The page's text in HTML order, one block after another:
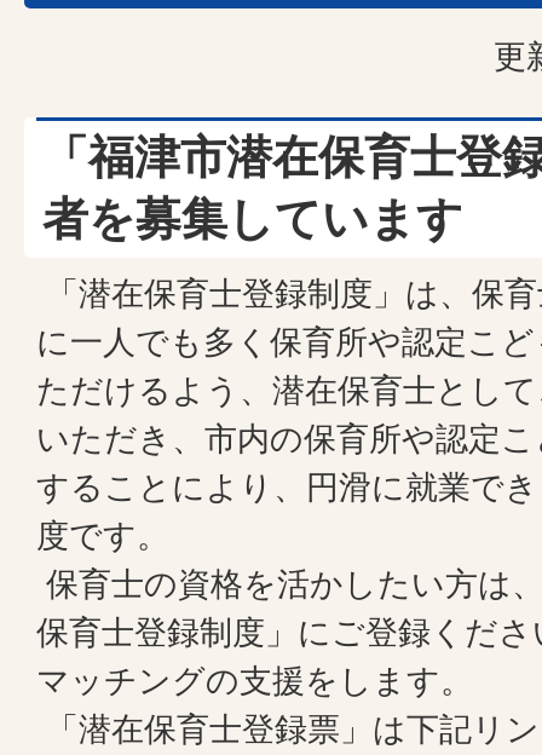
更
「福津市潜在保育士登
者を募集しています
「潜在保育士登録制度」は、保
に一人でも多く保育所や認定こ
ただけるよう、潜在保育士とし
いただき、市内の保育所や認定
することにより、円滑に就業で
度です。
保育士の資格を活かしたい方は
保育士登録制度」にご登録くだ
マッチングの支援をします。
「潜在保育士登録票」は下記リ